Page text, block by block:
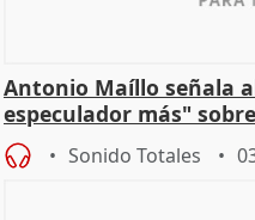
Antonio Maíllo señala
especulador más"
Becerril
Sonido Totales